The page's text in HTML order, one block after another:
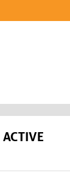
ACTIVE